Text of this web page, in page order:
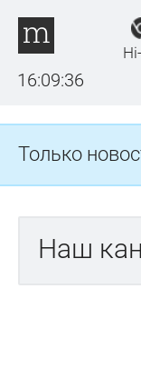
16:09:36
Hi-
Только
Наш